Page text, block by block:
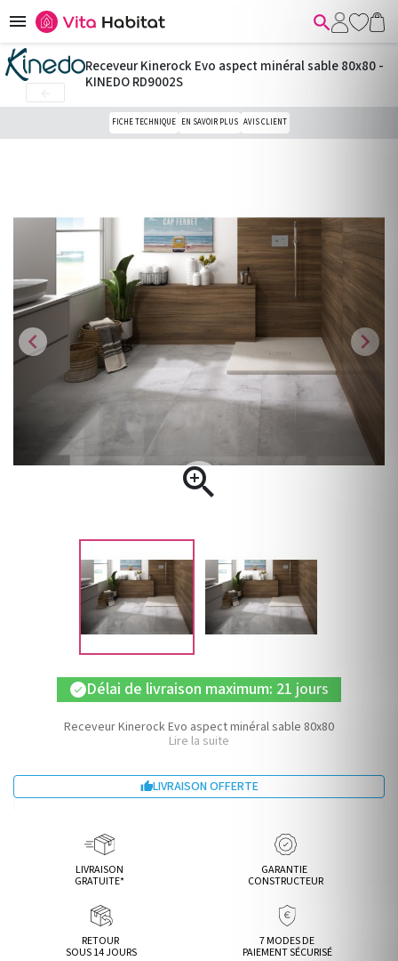
 
chevron_left

chevron_right
Receveur Kinerock Evo aspect minéral sable 80x80 -
KINEDO RD9002S
FICHE TECHNIQUE EN SAVOIR PLUS AVIS CLIENT
check Délai de livraison maximum: 21 jours
Receveur Kinerock Evo aspect minéral sable 80x80
Lire la suite
LIVRAISON OFFERTE
LIVRAISON
GRATUITE*
GARANTIE
CONSTRUCTEUR
RETOUR
SOUS 14 JOURS
7 MODES DE
PAIEMENT SÉCURISÉ